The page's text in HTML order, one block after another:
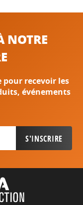
NOTRE
recevoir les
événements